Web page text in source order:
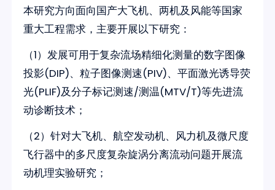
本研究方向面向国产大飞机、两机及风能等国家
重大工程需求，主要开展以下研究：
（1）发展可用于复杂流场精细化测量的数字图像
投影(DIP)、粒子图像测速(PIV)、平面激光诱导荧
光(PLIF)及分子标记测速/测温(MTV/T)等先进流
动诊断技术；
（2）针对大飞机、航空发动机、风力机及微尺度
飞行器中的多尺度复杂旋涡分离流动问题开展流
动机理实验研究；